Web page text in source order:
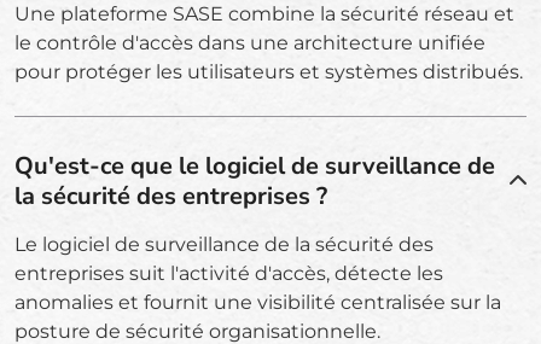
Une plateforme SASE combine la sécurité réseau et
le contrôle d'accès dans une architecture unifiée
pour protéger les utilisateurs et systèmes distribués.
Qu'est-ce que le logiciel de surveillance de
la sécurité des entreprises ?
Le logiciel de surveillance de la sécurité des
entreprises suit l'activité d'accès, détecte les
anomalies et fournit une visibilité centralisée sur la
posture de sécurité organisationnelle.